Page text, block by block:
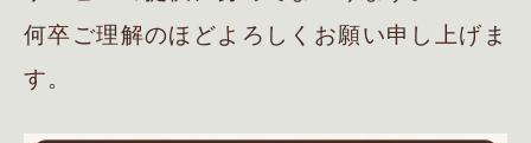
何卒ご理解のほどよろしくお願い申し上げま
す。